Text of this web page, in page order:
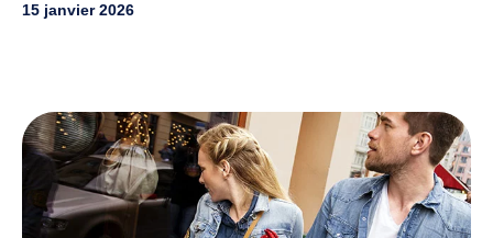
15 janvier 2026